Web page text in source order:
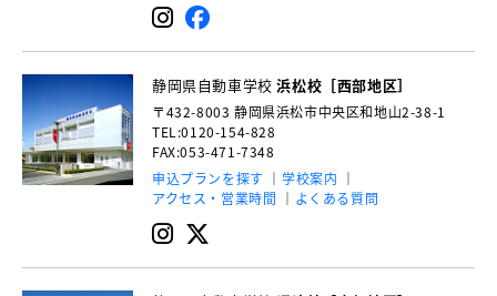
静岡県自動車学校浜松校［西部地区］
〒432-8003 静岡県浜松市中央区和地山2-38-1
TEL:0120-154-828
FAX:053-471-7348
申込プランを探す
学校案内
アクセス・営業時間
よくある質問